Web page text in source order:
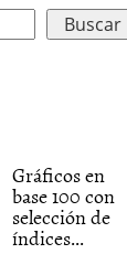
Gráficos en
base 100 con
selección de
índices...